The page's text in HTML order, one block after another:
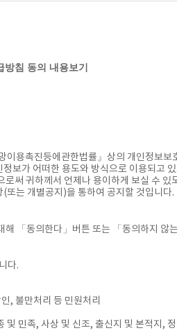
방침 동의 내용보기
용촉진등에관한법률』상의 개인정보
보가 어떠한 용도와 방식으로 이용되고
써 귀하께서 언제나 용이하게 보실 수 있
또는 개별공지)을 통하여 공지할 것입니다.
「동의한다」버튼 또는 「동의하지
다.
, 불만처리 등 민원처리
민족, 사상 및 신조, 출신지 및 본적지,